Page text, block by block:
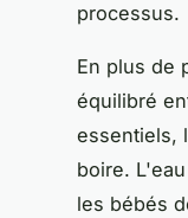
processus.
En plus de
équilibré
essentiels,
boire.
les bébés